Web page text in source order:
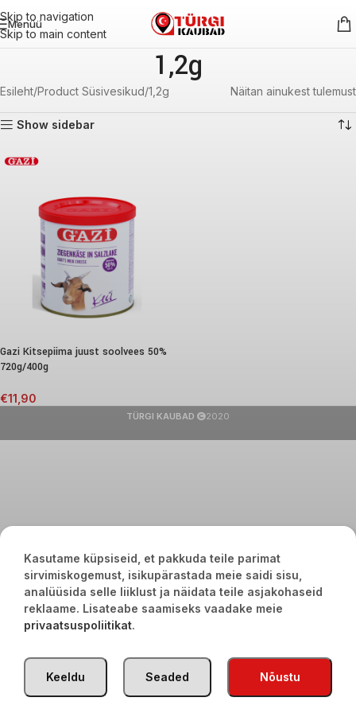
Skip to navigation
Skip to main content
Menüü
1,2g
Esileht Product Süsivesikud 1,2g Näitan ainukest tulemust
Show sidebar
Gazi Kitsepiima juust soolvees 50%
720g/400g
€11,90
TÜRGI KAUBAD 2020
Kasutame küpsiseid, et pakkuda teile parimat
sirvimiskogemust, isikupärastada meie saidi sisu,
analüüsida selle liiklust ja näidata teile asjakohaseid
reklaame. Lisateabe saamiseks vaadake meie
privaatsuspoliitikat.
Nõustu
Seaded
Keeldu